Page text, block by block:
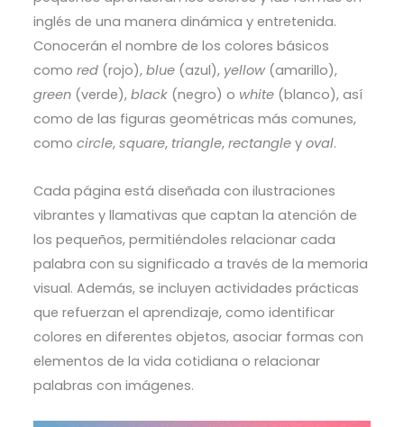
inglés de una manera dinámica y entretenida.
Conocerán el nombre de los colores básicos
como red(rojo), blue(azul), yellow(amarillo),
green(verde), black(negro) o white(blanco), así
como de las figuras geométricas más comunes,
como circle, square, triangle, rectangley oval.
Cada página está diseñada con ilustraciones
vibrantes y llamativas que captan la atención de
los pequeños, permitiéndoles relacionar cada
palabra con su significado a través de la memoria
visual. Además, se incluyen actividades prácticas
que refuerzan el aprendizaje, como identificar
colores en diferentes objetos, asociar formas con
elementos de la vida cotidiana o relacionar
palabras con imágenes.